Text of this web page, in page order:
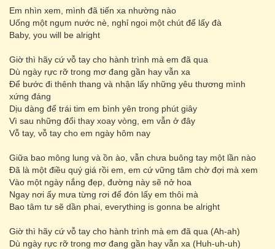
Em nhìn xem, mình đã tiến xa nhường nào
Uống một ngụm nước nè, nghỉ ngoi một chút để lấy đà
Baby, you will be alright
Giờ thì hãy cứ vỗ tay cho hành trình mà em đã qua
Dù ngày rực rỡ trong mơ đang gần hay vẫn xa
Để bước đi thênh thang và nhận lấy những yêu thương mình
xứng đáng
Dịu dàng để trái tim em bình yên trong phút giây
Vì sau những đổi thay xoay vòng, em vẫn ở đây
Vỗ tay, vỗ tay cho em ngày hôm nay
Giữa bao mông lung và ồn ào, vẫn chưa buông tay một lần nào
Đã là một điều quý giá rồi em, em cứ vững tâm chờ đợi mà xem
Vào một ngày nắng đẹp, đường này sẽ nở hoa
Ngay nơi ấy mưa từng rơi để đón lấy em thôi mà
Bao tâm tư sẽ dần phai, everything is gonna be alright
Giờ thì hãy cứ vỗ tay cho hành trình mà em đã qua (Ah-ah)
Dù ngày rực rỡ trong mơ đang gần hay vẫn xa (Huh-uh-uh)